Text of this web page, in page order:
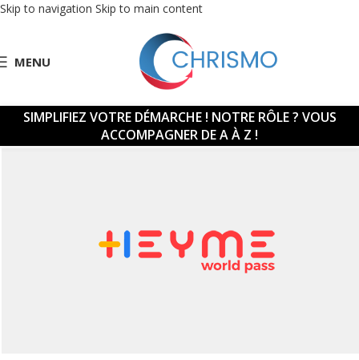
Skip to navigation Skip to main content
MENU
SIMPLIFIEZ VOTRE DÉMARCHE ! NOTRE RÔLE ? VOUS
ACCOMPAGNER DE A À Z !